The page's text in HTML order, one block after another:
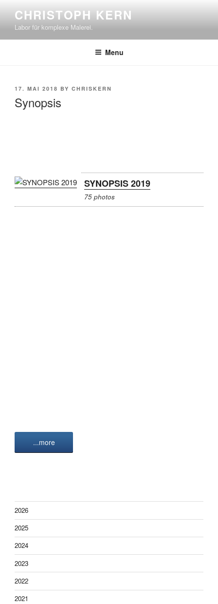
content
CHRISTOPH KERN
Labor für komplexe Malerei.
Menu
POSTED
17. MAI 2018 BY CHRISKERN
Synopsis
SYNOPSIS 2019
75 photos
...more
2026
2025
2024
2023
2022
2021